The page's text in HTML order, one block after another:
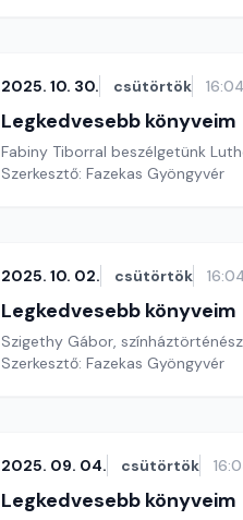
2025. 10. 30. csütörtök 16:04
Legkedvesebb könyveim
Fabiny Tiborral beszélgetünk
Szerkesztő: Fazekas Gyöngyvér
2025. 10. 02. csütörtök
Legkedvesebb könyveim
Szigethy Gábor,
Szerkesztő: Fazekas Gyöngyvér
2025. 09. 04. csütörtök
Legkedvesebb könyveim